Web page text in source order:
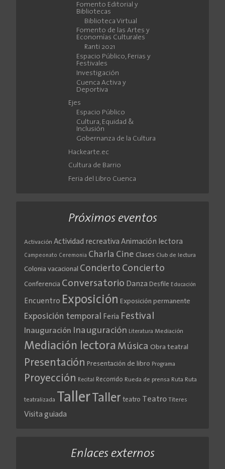
Fomento Editorial y
Bibliotecas
Biblioteca Virtual
Fomento de las Artes y
Economías Culturales
Ranti 2021
Espacio Público, Ferias y
Festivales
Investigación
Cuenca Activa y
Deportiva
Ejes
Espacio Público
Cultura, Equidad &
Inclusión
Gobernanza de la Cultura
Hackearte.ec
Cultura de Barrio
Feria del Libro Cuenca
Próximos eventos
Activación Actividad recreativa Animación lectora
Campeonato Ceremonia Charla Cine Clases Club de lectura
Colonia vacacional Concierto Concierto
Conferencia Conversatorio Danza Desfile Educación
Encuentro Exposición Exposición permanente
Exposición temporal Feria Festival
Inauguración Inauguración Literatura Mediación
Mediación lectora Música Obra teatral
Presentación Presentación de libro Programa
Proyección Recital Recorrido Rueda de prensa Ruta Ruta
teatralizada TallerTaller teatro Teatro Títeres
Visita guiada
Enlaces externos